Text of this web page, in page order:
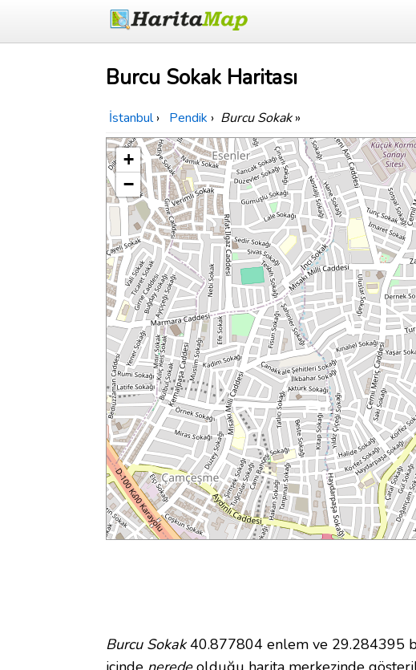
Burcu Sokak Haritası
İstanbul › Pendik › Burcu Sokak»
+
−
Burcu Sokak40.877804 enlem ve 29.284395